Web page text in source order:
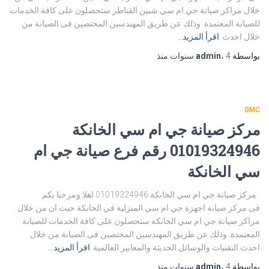
خلال مراكز صيانة جي ام سي شبين القناطر ستحصلون على كافة الخدمات
للصيانة المعتمدة. وذلك عن طريق المهندسين المختصين فى الصيانة من
خلال احدث اقرأ المزيد…
بواسطة
admin، 4 سنوات منذ
GMC
مركز صيانة جي ام سي الخانكة
01019324946 رقم فرع صيانة جي ام
سي الخانكة
مركز صيانة جي ام سي الخانكة 01019324946 اهلا ومرحبا بكم
فى مركز صيانة اجهزة جي ام سي المنزلية في الخانكة حيث ان من خلال
مراكز صيانة جي ام سي الخانكة ستحصلون على كافة الخدمات للصيانة
المعتمدة. وذلك عن طريق المهندسين المختصين فى الصيانة من خلال
احدث التقنيات والوسائل الحديثة والمعايير العالمية اقرأ المزيد…
بواسطة
admin، 4 سنوات منذ